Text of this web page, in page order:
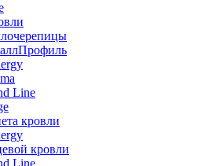
Line
кровли
кровли